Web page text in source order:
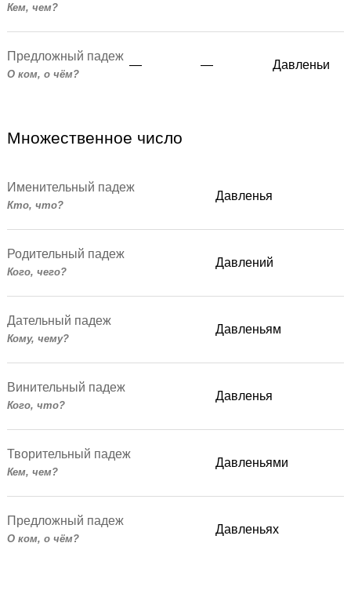
Кем, чем?
Предложный падеж
О ком, о чём?
— — Давленьи
Множественное число
Именительный падеж
Кто, что?
Давленья
Родительный падеж
Кого, чего?
Давлений
Дательный падеж
Кому, чему?
Давленьям
Винительный падеж
Кого, что?
Давленья
Творительный падеж
Кем, чем?
Давленьями
Предложный падеж
О ком, о чём?
Давленьях